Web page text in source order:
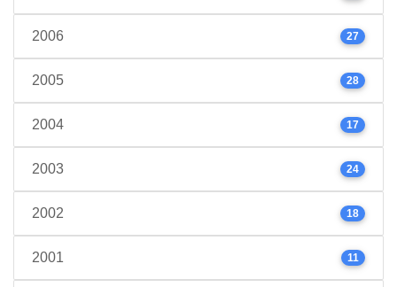
2006 27
2005 28
2004 17
2003 24
2002 18
2001 11